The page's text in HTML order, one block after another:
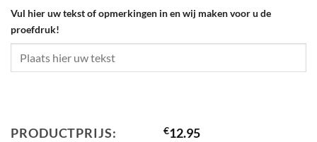
Vul hier uw tekst of opmerkingen in en wij maken voor u de
proefdruk!
PRODUCTPRIJS: €12.95